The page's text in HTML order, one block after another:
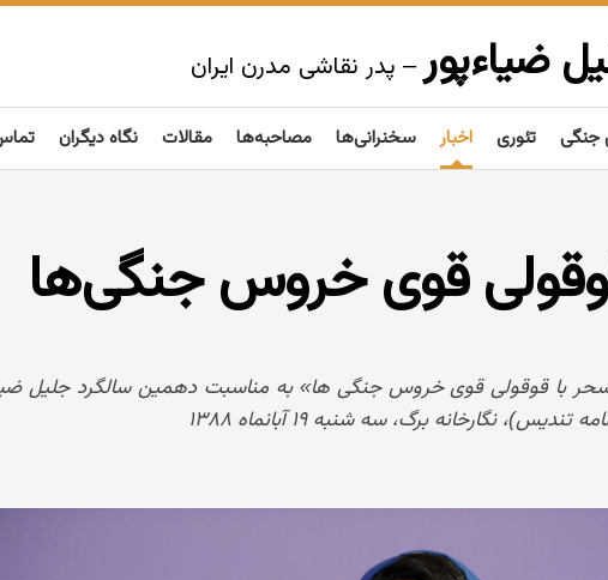
ضیاءپور – پدر نقاشی مدرن ایران
تئوری اخبار سخنرانی‌ها مصاحبه‌ها مقالات نگاه دیگران
قوی خروس جنگی‌ها
سحر با قوقولی قوی خروس جنگی ها» به مناسبت دهمین سالگرد جلیل
نگارخانه برگ، سه شنبه ۱۹ آبانماه ۱۳۸۸